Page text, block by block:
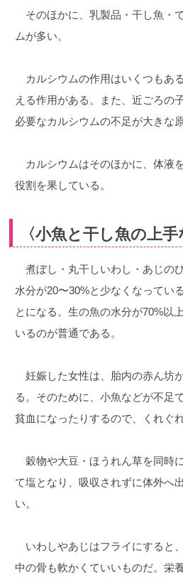
そのほかに、乳製品・干し魚・
ムが多い。
カルシウムの作用はいくつもあ
える作用がある。また、近ごろの
必要なカルシウムの不足が大きな
カルシウムはそのほかに、体液
役割を果している。
〈小魚と干し魚の上手
煮ぼし・丸干しいわし・あじの
水分が20〜30%と少なくなってい
とになる。生の魚の水分が70%以
いるのが普通である。
妊娠した女性は、胎内の赤ん坊
る。そのために、小魚などが不足
貧血になったりするので、くれぐ
穀物や大豆・ほうれん草を同時
て塩となり、吸収されずに体外へ
い。
いわしやあじはフライにすると
中の骨も軟かくていいものだ。栄